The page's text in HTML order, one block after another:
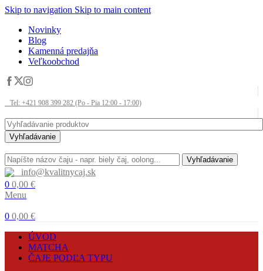
Skip to navigation Skip to main content
Novinky
Blog
Kamenná predajňa
Veľkoobchod
Tel: +421 908 399 282 (Po - Pia 12:00 - 17:00)
Vyhľadávanie
Vyhľadávanie
info@kvalitnycaj.sk
0 0,00 €
Menu
0 0,00 €
ÚVOD
MATCHA
ČAJE PODĽA TYPU